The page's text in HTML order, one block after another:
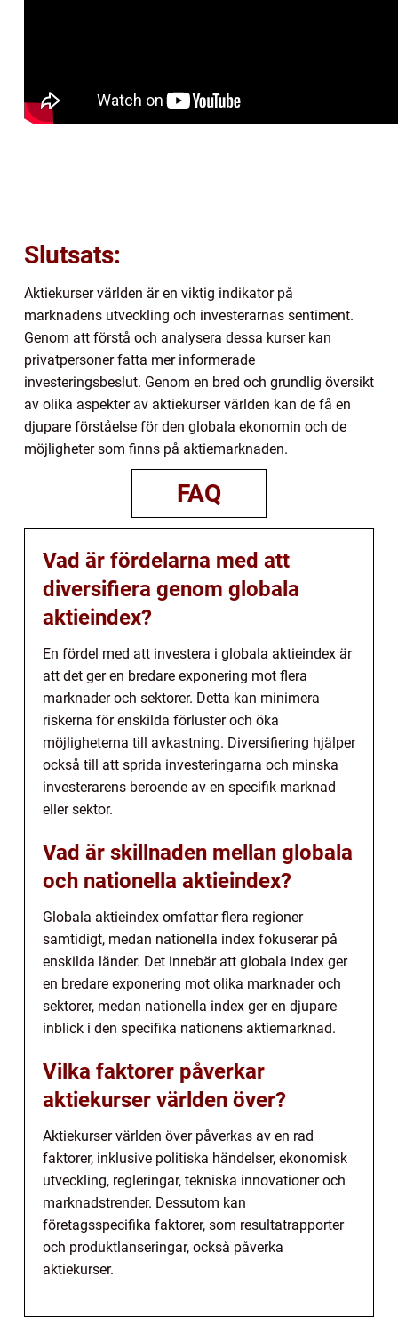
Slutsats:
Aktiekurser världen är en viktig indikator på
marknadens utveckling och investerarnas sentiment.
Genom att förstå och analysera dessa kurser kan
privatpersoner fatta mer informerade
investeringsbeslut. Genom en bred och grundlig översikt
av olika aspekter av aktiekurser världen kan de få en
djupare förståelse för den globala ekonomin och de
möjligheter som finns på aktiemarknaden.
FAQ
Vad är fördelarna med att
diversifiera genom globala
aktieindex?
En fördel med att investera i globala aktieindex är
att det ger en bredare exponering mot flera
marknader och sektorer. Detta kan minimera
riskerna för enskilda förluster och öka
möjligheterna till avkastning. Diversifiering hjälper
också till att sprida investeringarna och minska
investerarens beroende av en specifik marknad
eller sektor.
Vad är skillnaden mellan globala
och nationella aktieindex?
Globala aktieindex omfattar flera regioner
samtidigt, medan nationella index fokuserar på
enskilda länder. Det innebär att globala index ger
en bredare exponering mot olika marknader och
sektorer, medan nationella index ger en djupare
inblick i den specifika nationens aktiemarknad.
Vilka faktorer påverkar
aktiekurser världen över?
Aktiekurser världen över påverkas av en rad
faktorer, inklusive politiska händelser, ekonomisk
utveckling, regleringar, tekniska innovationer och
marknadstrender. Dessutom kan
företagsspecifika faktorer, som resultatrapporter
och produktlanseringar, också påverka
aktiekurser.